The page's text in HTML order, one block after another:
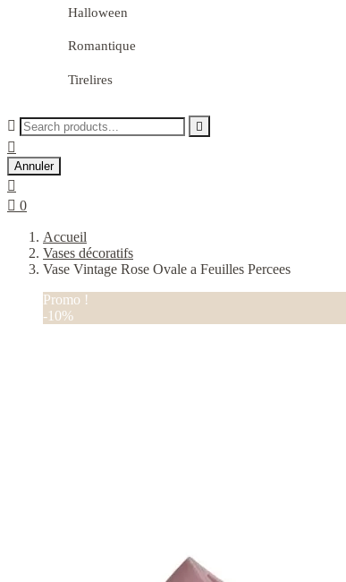
Halloween
Romantique
Tirelires
 

Annuler

 0
Accueil
Vases décoratifs
Vase Vintage Rose Ovale a Feuilles Percees
Promo !
-10%